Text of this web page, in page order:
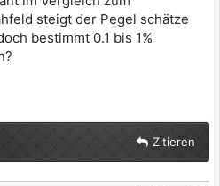
steigt der Pegel schätze
bestimmt 0.1 bis 1%
Zitieren